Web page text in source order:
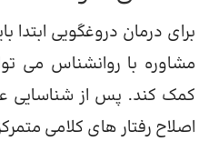
برای درمان دروغگویی ابتدا
مشاوره با روانشناس می
کمک کند. پس از شناسایی
اصلاح رفتار های کلامی